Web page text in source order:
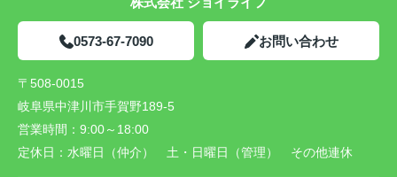
0573-67-7090 お問い合わせ
〒508-0015
岐阜県中津川市手賀野189-5
営業時間： 9:00～18:00
定休日： 水曜日（仲介） 土・日曜日（管理） その他連休